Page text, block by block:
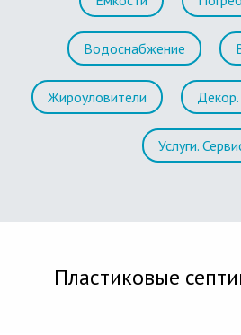
Водоснабжение
Жироуловители
Услуги.
Пластиковые